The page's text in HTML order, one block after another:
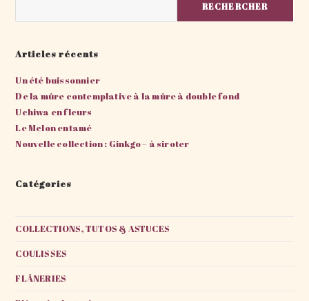
RECHERCHER
Articles récents
Un été buissonnier
De la mûre contemplative à la mûre à double fond
Uchiwa en fleurs
Le Melon entamé
Nouvelle collection : Ginkgo – à siroter
Catégories
COLLECTIONS, TUTOS & ASTUCES
COULISSES
FLÂNERIES